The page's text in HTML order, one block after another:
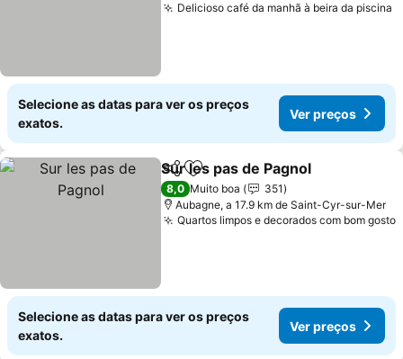
Delicioso café da manhã à beira da piscina
Selecione as datas para ver os preços
exatos.
Ver preços
PartilharAdicionar aos favoritos
Sur les pas de Pagnol
8,0 Muito boa
351
Aubagne, a 17.9 km de Saint-Cyr-sur-Mer
Quartos limpos e decorados com bom gosto
Selecione as datas para ver os preços
exatos.
Ver preços